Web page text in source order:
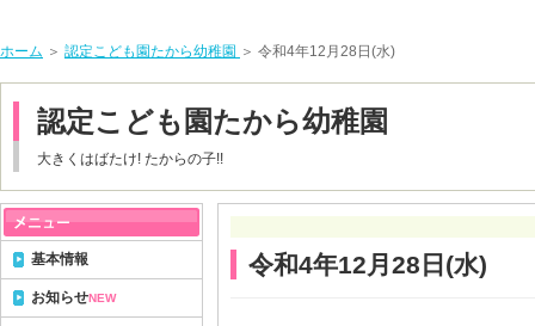
ホーム ＞ 認定こども園たから幼稚園 ＞ 令和4年12月28日(水)
認定こども園たから幼稚園
大きくはばたけ! たからの子!!
令和4年12月28日(水)
基本情報
お知らせNEW